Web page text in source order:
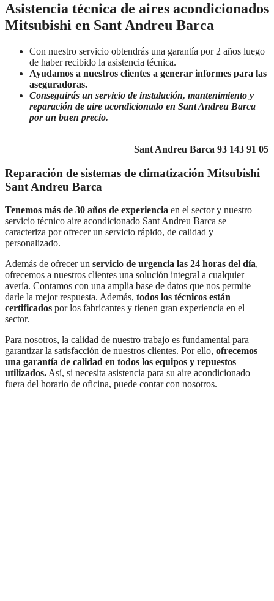
Asistencia técnica de aires acondicionados
Mitsubishi en Sant Andreu Barca
Con nuestro servicio obtendrás una garantía por 2 años luego
de haber recibido la asistencia técnica.
Ayudamos a nuestros clientes a generar informes para las
aseguradoras.
Conseguirás un servicio de instalación, mantenimiento y
reparación de aire acondicionado en Sant Andreu Barca
por un buen precio.
Sant Andreu Barca 93 143 91 05
Reparación de sistemas de climatización Mitsubishi
Sant Andreu Barca
Tenemos más de 30 años de experiencia en el sector y nuestro
servicio técnico aire acondicionado Sant Andreu Barca se
caracteriza por ofrecer un servicio rápido, de calidad y
personalizado.
Además de ofrecer un servicio de urgencia las 24 horas del día,
ofrecemos a nuestros clientes una solución integral a cualquier
avería. Contamos con una amplia base de datos que nos permite
darle la mejor respuesta. Además, todos los técnicos están
certificados por los fabricantes y tienen gran experiencia en el
sector.
Para nosotros, la calidad de nuestro trabajo es fundamental para
garantizar la satisfacción de nuestros clientes. Por ello, ofrecemos
una garantía de calidad en todos los equipos y repuestos
utilizados.Así, si necesita asistencia para su aire acondicionado
fuera del horario de oficina, puede contar con nosotros.